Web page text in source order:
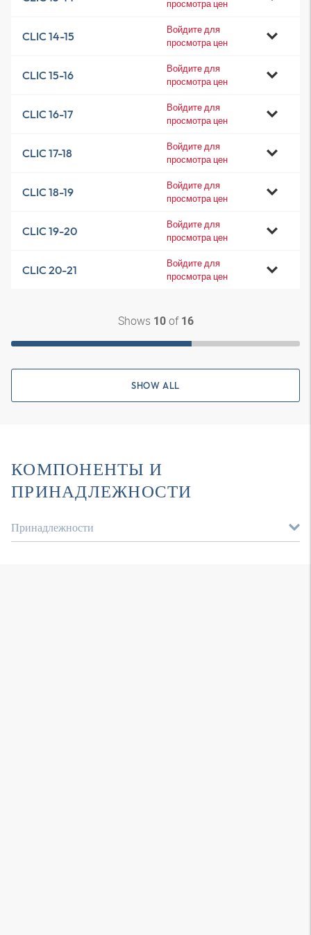
просмотра цен
CLIC 14-15
Войдите для
просмотра цен
CLIC 15-16
Войдите для
просмотра цен
CLIC 16-17
Войдите для
просмотра цен
CLIC 17-18
Войдите для
просмотра цен
CLIC 18-19
Войдите для
просмотра цен
CLIC 19-20
Войдите для
просмотра цен
CLIC 20-21
Войдите для
просмотра цен
Shows 10of 16
SHOW ALL
КОМПОНЕНТЫ И
ПРИНАДЛЕЖНОСТИ
Принадлежности